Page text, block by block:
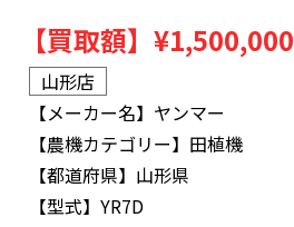
【買取額】 ¥1,500,000
山形店
【メーカー名】 ヤンマー
【農機カテゴリー】 田植機
【都道府県】 山形県
【型式】 YR7D